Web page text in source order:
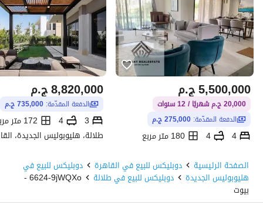
ج.م5,500,000
20,000 ج.م شهريًا / 12 سنوات
الدفعة المقدّمة: 275,000 ج.م
4
4
180 متر مربع
ج.م8,820,000
الدفعة المقدّمة: 735,000 ج.م
3
4
172 متر مربع
طلالة، هليوبوليس الجديدة،
الصفحة الرئيسية
دوبليكس للبيع في القاهرة دوبليكس للبيع في
هليوبوليس الجديدة دوبليكس للبيع في طلالة 6624-9jWQXo -
بيوت